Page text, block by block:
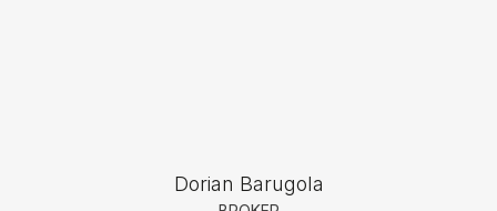
Dorian Barugola